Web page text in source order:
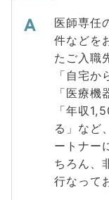
医師専任
件などを
たご入職
「自宅か
「医療機
「年収
る」など
ートナー
ちろん、
行なって